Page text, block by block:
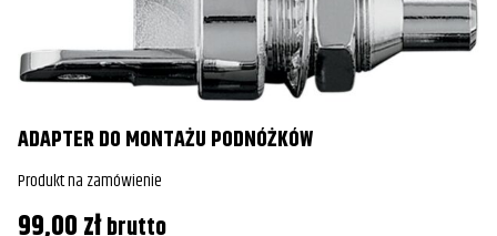
ADAPTER DO MONTAŻU PODNÓŻKÓW
Produkt na zamówienie
99,00złbrutto